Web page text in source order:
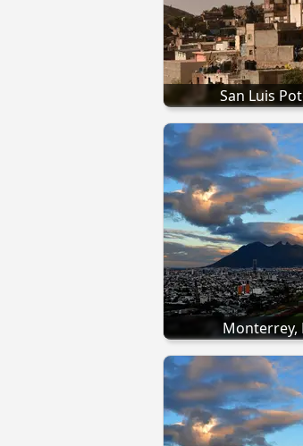
San Luis
Monterrey,